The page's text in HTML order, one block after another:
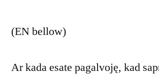
(EN bellow)
Ar kada esate pagalvoję, kad